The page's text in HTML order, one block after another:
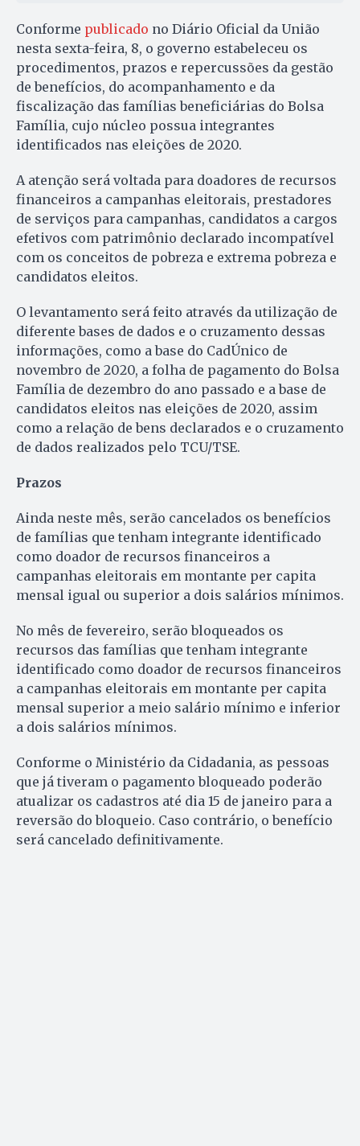
Conforme publicado no Diário Oficial da União
nesta sexta-feira, 8, o governo estabeleceu os
procedimentos, prazos e repercussões da gestão
de benefícios, do acompanhamento e da
fiscalização das famílias beneficiárias do Bolsa
Família, cujo núcleo possua integrantes
identificados nas eleições de 2020.
A atenção será voltada para doadores de recursos
financeiros a campanhas eleitorais, prestadores
de serviços para campanhas, candidatos a cargos
efetivos com patrimônio declarado incompatível
com os conceitos de pobreza e extrema pobreza e
candidatos eleitos.
O levantamento será feito através da utilização de
diferente bases de dados e o cruzamento dessas
informações, como a base do CadÚnico de
novembro de 2020, a folha de pagamento do Bolsa
Família de dezembro do ano passado e a base de
candidatos eleitos nas eleições de 2020, assim
como a relação de bens declarados e o cruzamento
de dados realizados pelo TCU/TSE.
Prazos
Ainda neste mês, serão cancelados os benefícios
de famílias que tenham integrante identificado
como doador de recursos financeiros a
campanhas eleitorais em montante per capita
mensal igual ou superior a dois salários mínimos.
No mês de fevereiro, serão bloqueados os
recursos das famílias que tenham integrante
identificado como doador de recursos financeiros
a campanhas eleitorais em montante per capita
mensal superior a meio salário mínimo e inferior
a dois salários mínimos.
Conforme o Ministério da Cidadania, as pessoas
que já tiveram o pagamento bloqueado poderão
atualizar os cadastros até dia 15 de janeiro para a
reversão do bloqueio. Caso contrário, o benefício
será cancelado definitivamente.